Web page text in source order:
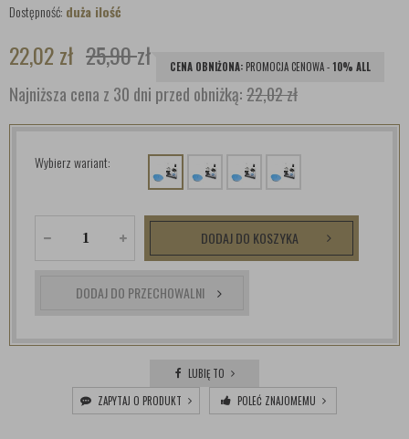
Dostępność: duża ilość
22,02zł 25,90zł CENA OBNIŻONA: PROMOCJA CENOWA -10% ALL
Najniższa cena z 30 dni przed obniżką:22,02 zł
Wybierz wariant:
DODAJ DO KOSZYKA
DODAJ DO PRZECHOWALNI
LUBIĘ TO
ZAPYTAJ O PRODUKT
POLEĆ ZNAJOMEMU